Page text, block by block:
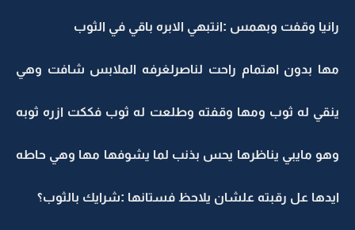
رانيا وقفت وبهمس :انتبهي الابره باقي في الثوب
مها بدون اهتمام راحت لناصرلغرفه الملابس شافت وهي
ينقي له ثوب ومها وقفته وطلعت له ثوب فككت ازره ثوبه
وهو مايبي يناظرها يحس بذنب لما يشوفها مها وهي حاطه
ايدها عل رقبته علشان يلاحظ فستانها :شرايك بالثوب؟